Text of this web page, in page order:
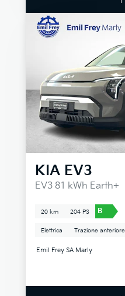
KIA EV3
EV3 81 kWh Earth+
20 km 204 PS B
Elettrica Trazione anteriore
Emil Frey SA Marly